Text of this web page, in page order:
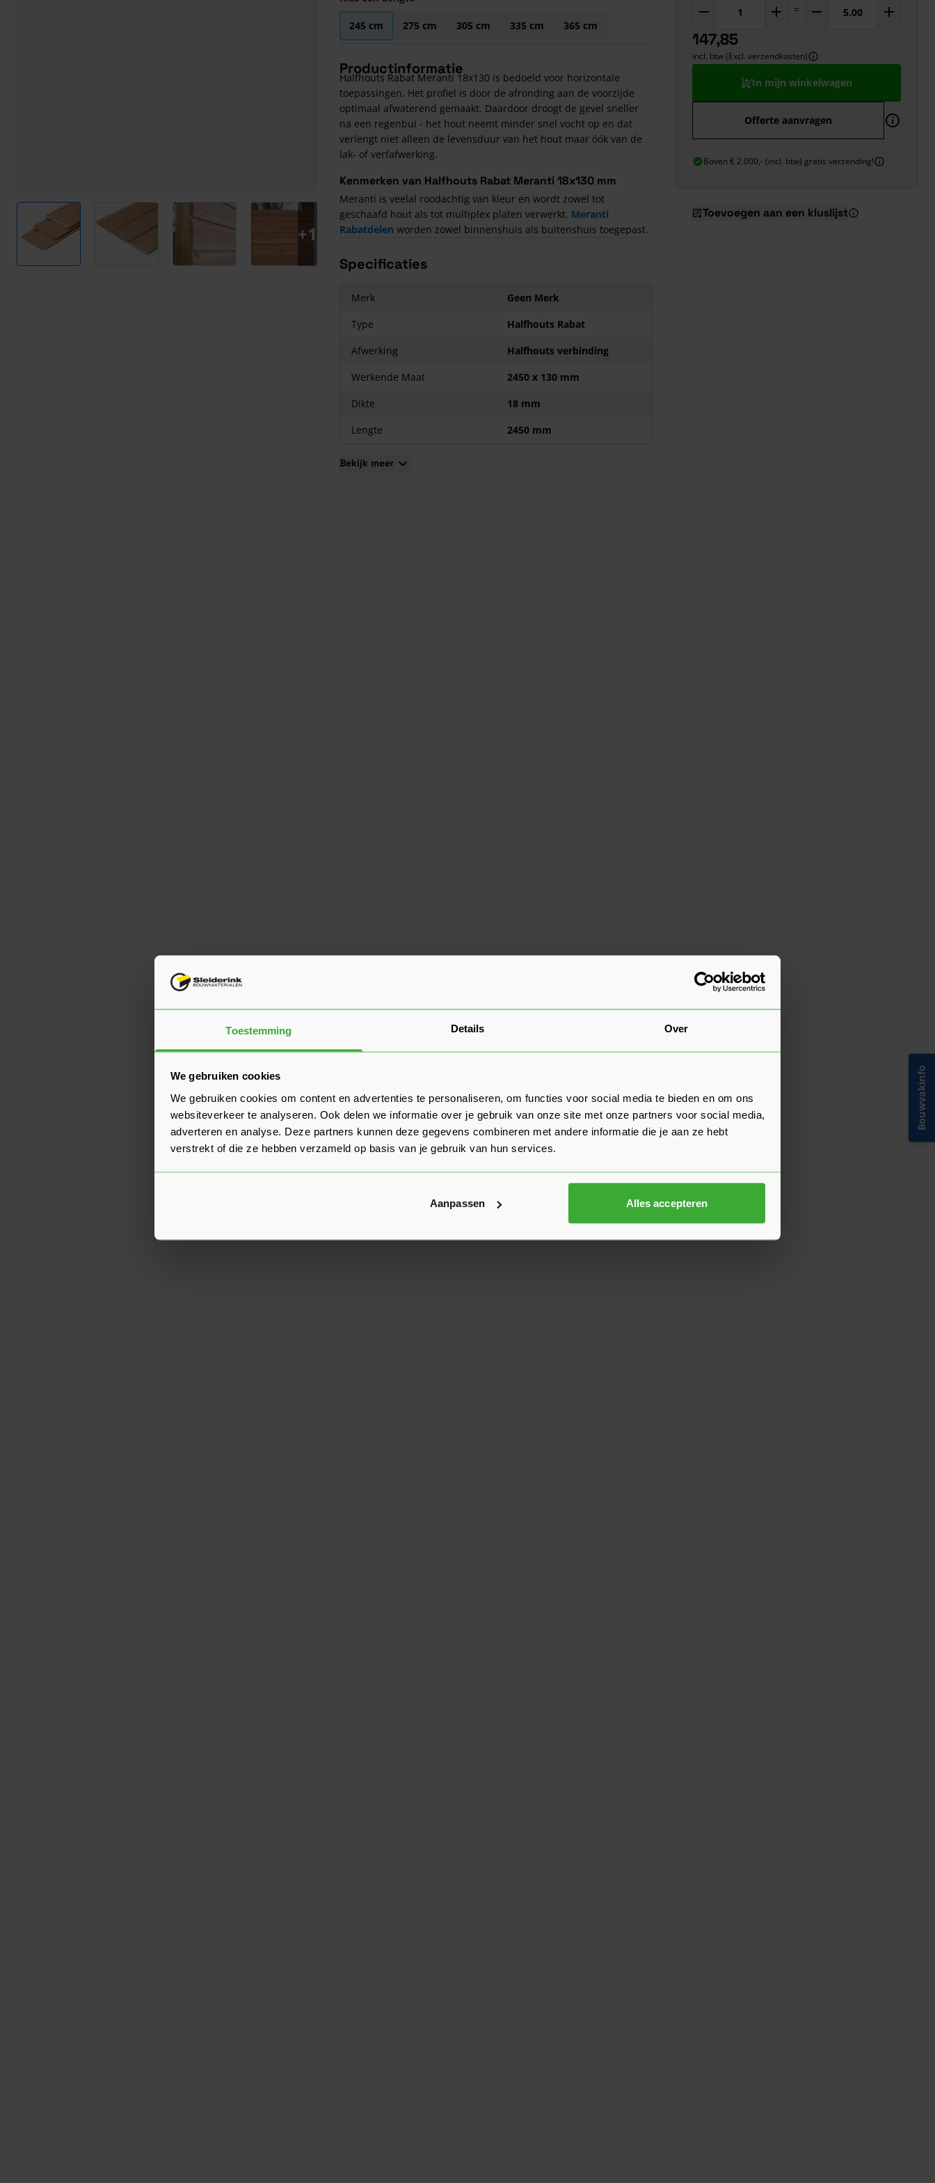
Toestemming Details Over
We gebruiken cookies
We gebruiken cookies om content en advertenties te personaliseren, om functies voor social media te bieden en om ons
websiteverkeer te analyseren. Ook delen we informatie over je gebruik van onze site met onze partners voor social media,
adverteren en analyse. Deze partners kunnen deze gegevens combineren met andere informatie die je aan ze hebt
verstrekt of die ze hebben verzameld op basis van je gebruik van hun services.
Aanpassen Alles accepteren
View larger imageView larger image View larger imageView larger image
+1
245 cm 275 cm 305 cm 335 cm 365 cm
Productinformatie
Halfhouts Rabat Meranti 18x130 is bedoeld voor horizontale
toepassingen. Het profiel is door de afronding aan de voorzijde
optimaal afwaterend gemaakt. Daardoor droogt de gevel sneller
na een regenbui - het hout neemt minder snel vocht op en dat
verlengt niet alleen de levensduur van het hout maar óók van de
lak- of verfafwerking.
Kenmerken van Halfhouts Rabat Meranti 18x130 mm
Meranti is veelal roodachtig van kleur en wordt zowel tot
geschaafd hout als tot multiplex platen verwerkt. Meranti
Rabatdelen worden zowel binnenshuis als buitenshuis toegepast.
Specificaties
Merk
Geen Merk
Type
Halfhouts Rabat
Afwerking
Halfhouts verbinding
Werkende Maat
2450 x 130 mm
Dikte
18 mm
Lengte
2450 mm
Bekijk meer
=
147,85
incl. btw (Excl. verzendkosten)
In mijn winkelwagen
Offerte aanvragen
Boven € 2.000,- (incl. btw) gratis verzending!
Toevoegen aan een kluslijst
Bouwvakinfo